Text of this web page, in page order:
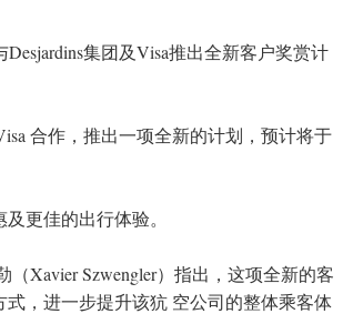
Desjardins集团及Visa推出全新客户奖赏计
合作，推出一项全新的计划，预计将于
更佳的出行体验。
Xavier Szwengler）指出，这项全新的客
，进一步提升该犺 空公司的整体乘客体